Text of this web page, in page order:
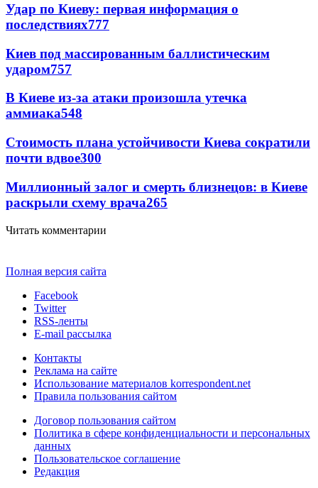
Удар по Киеву: первая информация о
последствиях777
Киев под массированным баллистическим
ударом757
В Киеве из-за атаки произошла утечка
аммиака548
Стоимость плана устойчивости Киева сократили
почти вдвое300
Миллионный залог и смерть близнецов: в Киеве
раскрыли схему врача265
Читать комментарии
Полная версия сайта
Facebook
Twitter
RSS-ленты
E-mail рассылка
Контакты
Реклама на сайте
Использование материалов korrespondent.net
Правила пользования сайтом
Договор пользования сайтом
Политика в сфере конфиденциальности и персональных
данных
Пользовательское соглашение
Редакция